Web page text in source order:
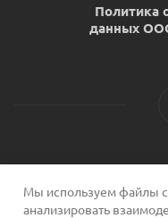
Политика
данных
2026 ©
Мы используем файлы
анализировать